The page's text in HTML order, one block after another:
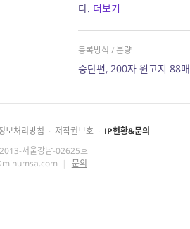
다. 더보기
등록방식 / 분량
중단편, 200자 원고지 88매
보처리방침 · 저작권보호 · IP현황&문의
서울강남-02625호
| 문의